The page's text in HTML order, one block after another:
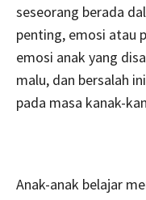
seseorang berada
penting, emosi atau
emosi anak yang
malu, dan bersalah
pada masa kanak-
Anak-anak belajar